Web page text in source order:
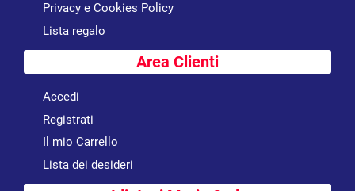
Privacy e Cookies Policy
Lista regalo
Area Clienti
Accedi
Registrati
Il mio Carrello
Lista dei desideri